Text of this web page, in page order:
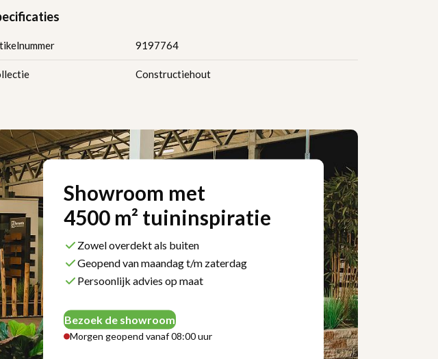
9197764
Constructiehout
Showroom met
4500 m² tuininspiratie
Zowel overdekt als buiten
Geopend van maandag t/m zaterdag
Persoonlijk advies op maat
Bezoek de showroom
Morgen geopend vanaf 08:00 uur